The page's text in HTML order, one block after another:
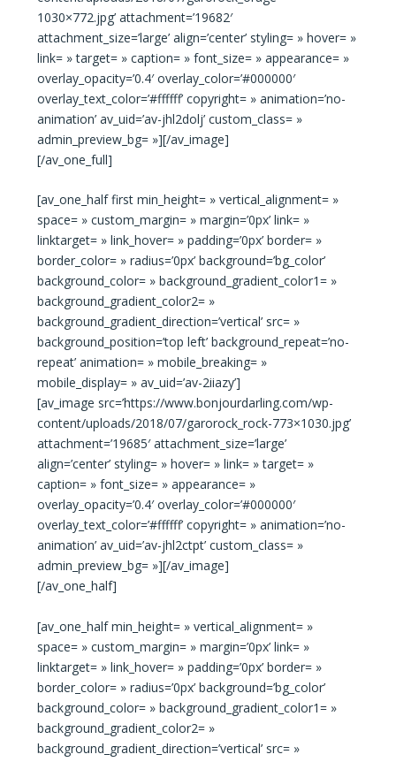
1030×772.jpg’ attachment=’19682′
attachment_size=’large’ align=’center’ styling= » hover= »
link= » target= » caption= » font_size= » appearance= »
overlay_opacity=’0.4′ overlay_color=’#000000′
overlay_text_color=’#ffffff’ copyright= » animation=’no-
animation’ av_uid=’av-jhl2dolj’ custom_class= »
admin_preview_bg= »][/av_image]
[/av_one_full]
[av_one_half first min_height= » vertical_alignment= »
space= » custom_margin= » margin=’0px’ link= »
linktarget= » link_hover= » padding=’0px’ border= »
border_color= » radius=’0px’ background=’bg_color’
background_color= » background_gradient_color1= »
background_gradient_color2= »
background_gradient_direction=’vertical’ src= »
background_position=’top left’ background_repeat=’no-
repeat’ animation= » mobile_breaking= »
mobile_display= » av_uid=’av-2iiazy’]
[av_image src=’https://www.bonjourdarling.com/wp-
content/uploads/2018/07/garorock_rock-773×1030.jpg’
attachment=’19685′ attachment_size=’large’
align=’center’ styling= » hover= » link= » target= »
caption= » font_size= » appearance= »
overlay_opacity=’0.4′ overlay_color=’#000000′
overlay_text_color=’#ffffff’ copyright= » animation=’no-
animation’ av_uid=’av-jhl2ctpt’ custom_class= »
admin_preview_bg= »][/av_image]
[/av_one_half]
[av_one_half min_height= » vertical_alignment= »
space= » custom_margin= » margin=’0px’ link= »
linktarget= » link_hover= » padding=’0px’ border= »
border_color= » radius=’0px’ background=’bg_color’
background_color= » background_gradient_color1= »
background_gradient_color2= »
background_gradient_direction=’vertical’ src= »